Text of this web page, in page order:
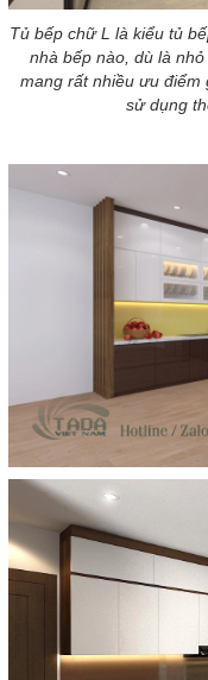
Tủ bếp chữ L là kiểu tủ
nhà bếp nào, dù là
mang rất nhiều ưu điểm
sử dụng